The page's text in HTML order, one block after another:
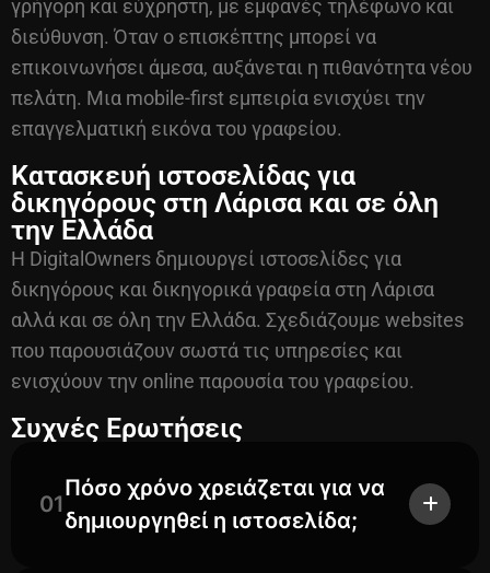
γρήγορη και εύχρηστη, με εμφανές τηλέφωνο και
διεύθυνση. Όταν ο επισκέπτης μπορεί να
επικοινωνήσει άμεσα, αυξάνεται η πιθανότητα νέου
πελάτη. Μια mobile-first εμπειρία ενισχύει την
επαγγελματική εικόνα του γραφείου.
Κατασκευή ιστοσελίδας για
δικηγόρους στη Λάρισα και σε όλη
την Ελλάδα
Η DigitalOwners δημιουργεί ιστοσελίδες για
δικηγόρους και δικηγορικά γραφεία στη Λάρισα
αλλά και σε όλη την Ελλάδα. Σχεδιάζουμε websites
που παρουσιάζουν σωστά τις υπηρεσίες και
ενισχύουν την online παρουσία του γραφείου.
Συχνές Ερωτήσεις
01
Πόσο χρόνο χρειάζεται για να
δημιουργηθεί η ιστοσελίδα;